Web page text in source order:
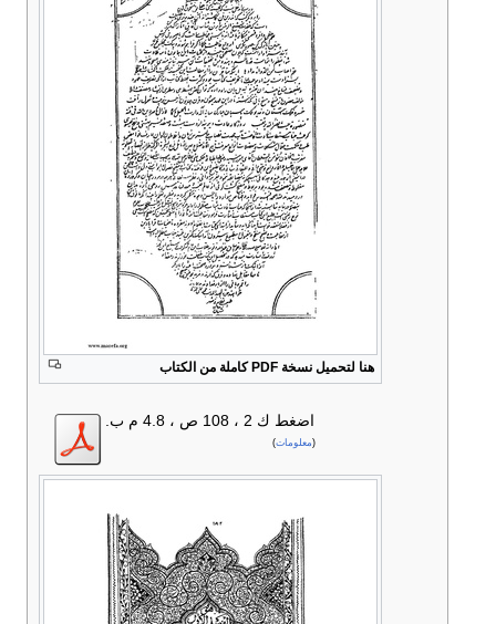
هنا لتحميل نسخة PDF كاملة من الكتاب
اضغط ك 2 ، 108 ص ، 4.8 م ب.
(معلومات)